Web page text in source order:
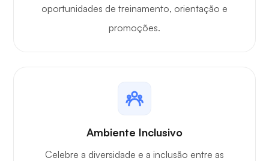
oportunidades de treinamento, orientação e
promoções.
Ambiente Inclusivo
Celebre a diversidade e a inclusão entre as